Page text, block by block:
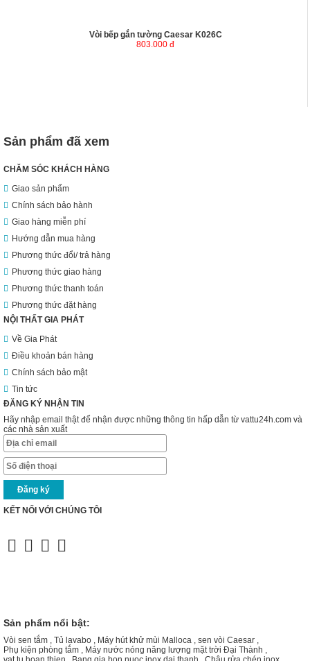
Vòi bếp gắn tường Caesar K026C
803.000 đ
Sản phẩm đã xem
CHĂM SÓC KHÁCH HÀNG
Giao sản phẩm
Chính sách bảo hành
Giao hàng miễn phí
Hướng dẫn mua hàng
Phương thức đổi/ trả hàng
Phương thức giao hàng
Phương thức thanh toán
Phương thức đặt hàng
NỘI THẤT GIA PHÁT
Về Gia Phát
Điều khoản bán hàng
Chính sách bảo mật
Tin tức
ĐĂNG KÝ NHẬN TIN
Hãy nhập email thật để nhận được những thông tin hấp dẫn từ vattu24h.com và
các nhà sản xuất
KẾT NỐI VỚI CHÚNG TÔI
Sản phẩm nổi bật:
Vòi sen tắm , Tủ lavabo , Máy hút khử mùi Malloca , sen vòi Caesar ,
Phụ kiện phòng tắm , Máy nước nóng năng lượng mặt trời Đại Thành ,